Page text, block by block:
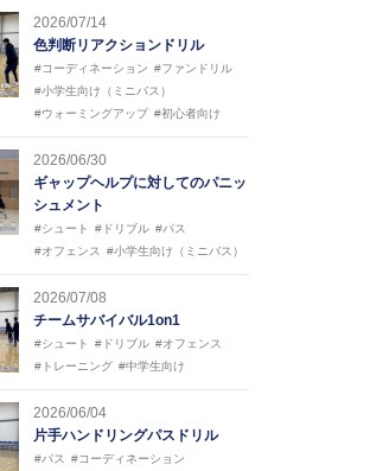
2026/07/14
色判断リアクションドリル
#コーディネーション #ファンドリル
#小学生向け（ミニバス）
#ウォーミングアップ #初心者向け
2026/06/30
ギャップヘルプに対してのパニッ
シュメント
#シュート #ドリブル #パス
#オフェンス
#小学生向け（ミニバス）
2026/07/08
チームサバイバル1on1
#シュート #ドリブル #オフェンス
#トレーニング #中学生向け
2026/06/04
片手ハンドリングパスドリル
#パス
#コーディネーション